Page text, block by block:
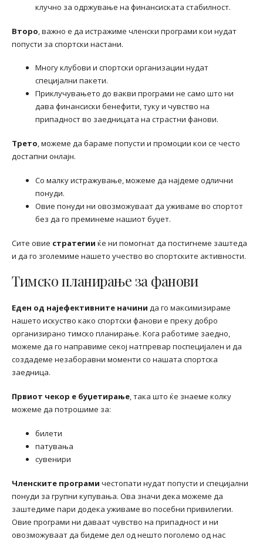
клучно за одржување на финансиската стабилност.
Второ, важно е да истражиме членски програми кои нудат
попусти за спортски настани.
Многу клубови и спортски организации нудат
специјални пакети.
Приклучувањето до вакви програми не само што ни
дава финансиски бенефити, туку и чувство на
припадност во заедницата на страстни фанови.
Трето, можеме да бараме попусти и промоции кои се често
достапни онлајн.
Со малку истражување, можеме да најдеме одлични
понуди.
Овие понуди ни овозможуваат да уживаме во спортот
без да го преминеме нашиот буџет.
Сите овие стратегии ќе ни помогнат да постигнеме заштеда
и да го зголемиме нашето учество во спортските активности.
Тимско планирање за фанови
Еден од најефективните начини да го максимизираме
нашето искуство како спортски фанови е преку добро
организирано тимско планирање. Кога работиме заедно,
можеме да го направиме секој натпревар поспецијален и да
создадеме незаборавни моменти со нашата спортска
заедница.
Првиот чекор е буџетирање, така што ќе знаеме колку
можеме да потрошиме за:
билети
патувања
сувенири
Членските програми честопати нудат попусти и специјални
понуди за групни купувања. Ова значи дека можеме да
заштедиме пари додека уживаме во посебни привилегии.
Овие програми ни даваат чувство на припадност и ни
овозможуваат да бидеме дел од нешто поголемо од нас